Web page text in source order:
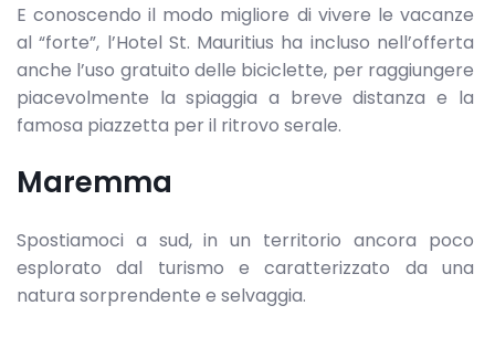
E conoscendo il modo migliore di vivere le vacanze
al “forte”, l’Hotel St. Mauritius ha incluso nell’offerta
anche l’uso gratuito delle biciclette, per raggiungere
piacevolmente la spiaggia a breve distanza e la
famosa piazzetta per il ritrovo serale.
Maremma
Spostiamoci a sud, in un territorio ancora poco
esplorato dal turismo e caratterizzato da una
natura sorprendente e selvaggia.